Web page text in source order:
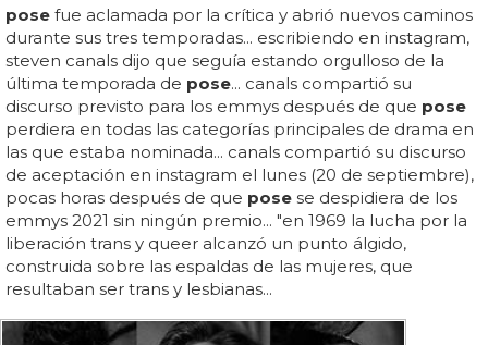
pose fue aclamada por la crítica y abrió nuevos caminos
durante sus tres temporadas... escribiendo en instagram,
steven canals dijo que seguía estando orgulloso de la
última temporada de pose... canals compartió su
discurso previsto para los emmys después de que pose
perdiera en todas las categorías principales de drama en
las que estaba nominada... canals compartió su discurso
de aceptación en instagram el lunes (20 de septiembre),
pocas horas después de que pose se despidiera de los
emmys 2021 sin ningún premio... "en 1969 la lucha por la
liberación trans y queer alcanzó un punto álgido,
construida sobre las espaldas de las mujeres, que
resultaban ser trans y lesbianas...